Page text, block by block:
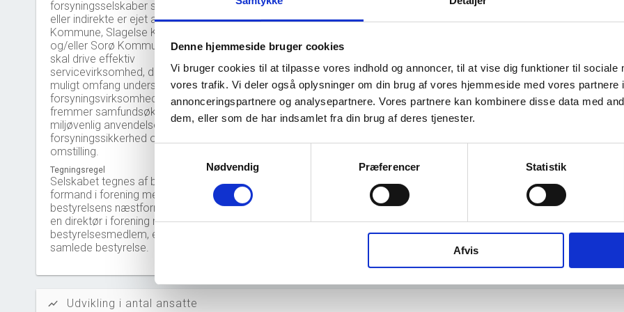
Denne hjemmeside bruger cookies
Vi bruger cookies til at tilpasse vores indhold og annoncer, til at vise dig funktioner til sociale
vores trafik. Vi deler også oplysninger om din brug af vores hjemmeside med vores partnere
annonceringspartnere og analysepartnere. Vores partnere kan kombinere disse data med
dem, eller som de har indsamlet fra din brug af deres tjenester.
Nødvendig
Præferencer Statistik
Afvis
forsyningsselskaber som direkte
eller indirekte er ejet af Næstved
Kommune, Slagelse Kommune
og/eller Sorø Kommune. Selskabet
skal drive effektiv
servicevirksomhed, der i videst
muligt omfang understøtter effektiv
forsyningsvirksomhed, som
fremmer samfundsøkonomisk og
miljøvenlig anvendelse af energi, høj
forsyningssikkerhed og grøn
omstilling.
Tegningsregel
Selskabet tegnes af bestyrelsens
formand i forening med
bestyrelsens næstformand eller af
en direktør i forening med et
bestyrelsesmedlem, eller af den
samlede bestyrelse.
Likviditetsgrad
Afkastningsgrad
Overskudsgrad
Tal fra erhvervsstyrelsens regnskabs-API. eStatistik henviser til Erhvervsstyrelsen ved
show_chart Udvikling i antal ansatte